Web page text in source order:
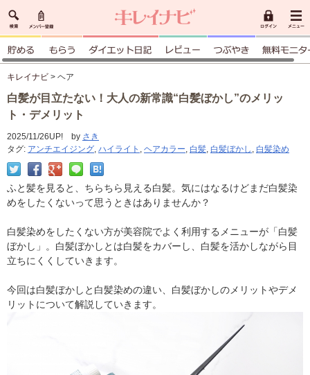
キレイナビ > ヘア
白髪が目立たない！大人の新常識“白髪ぼかし”のメリッ
ト・デメリット
2025/11/26UP! by さき
タグ: アンチエイジング, ハイライト , ヘアカラー, 白髪, 白髪ぼかし , 白髪染め
ふと髪を見ると、ちらちら見える白髪。気にはなるけどまだ白髪染
めをしたくないって思うときはありませんか？
白髪染めをしたくない方が美容院でよく利用するメニューが「白髪
ぼかし」。白髪ぼかしとは白髪をカバーし、白髪を活かしながら目
立ちにくくしていきます。
今回は白髪ぼかしと白髪染めの違い、白髪ぼかしのメリットやデメ
リットについて解説していきます。